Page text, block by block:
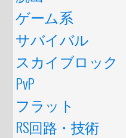
ゲーム系
サバイバル
スカイブロック
PvP
フラット
RS回路・技術